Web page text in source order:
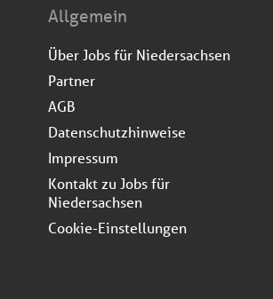
Allgemein
Über Jobs für Niedersachsen
Partner
AGB
Datenschutzhinweise
Impressum
Kontakt zu Jobs für
Niedersachsen
Cookie-Einstellungen